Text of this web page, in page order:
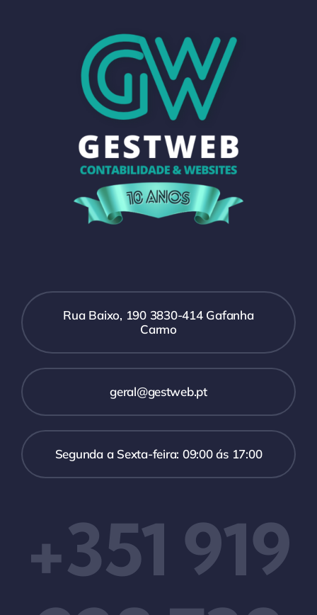
Rua Baixo, 190 3830-414 Gafanha
Carmo
geral@gestweb.pt
Segunda a Sexta-feira: 09:00 ás 17:00
+351 919